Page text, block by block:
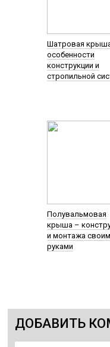
Шатровая
особенности
конструкции и
стропильной
Полувальмовая
крыша –
и монтажа
руками
ДОБАВИТЬ